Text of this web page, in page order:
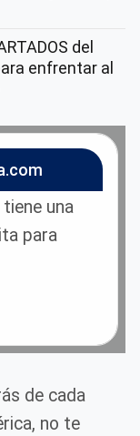
del
enfrentar al
una
para
de cada
no te